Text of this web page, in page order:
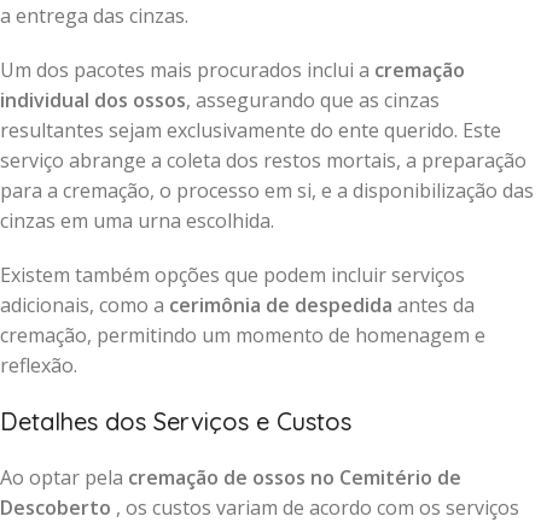
a entrega das cinzas.
Um dos pacotes mais procurados inclui a cremação
individual dos ossos, assegurando que as cinzas
resultantes sejam exclusivamente do ente querido. Este
serviço abrange a coleta dos restos mortais, a preparação
para a cremação, o processo em si, e a disponibilização das
cinzas em uma urna escolhida.
Existem também opções que podem incluir serviços
adicionais, como a cerimônia de despedida antes da
cremação, permitindo um momento de homenagem e
reflexão.
Detalhes dos Serviços e Custos
Ao optar pela cremação de ossos no Cemitério de
Descoberto , os custos variam de acordo com os serviços